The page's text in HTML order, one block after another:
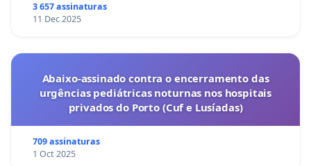
3 657 assinaturas
11 Dec 2025
Abaixo-assinado contra o encerramento das
urgências pediátricas noturnas nos hospitais
privados do Porto (Cuf e Lusíadas)
709 assinaturas
1 Oct 2025